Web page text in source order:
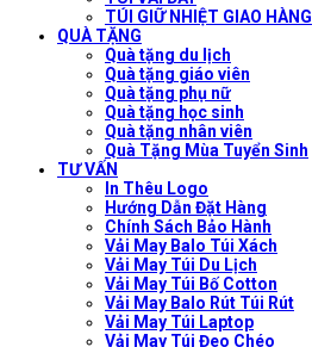
TÚI GIỮ NHIỆT GIAO HÀNG
QUÀ TẶNG
Quà tặng du lịch
Quà tặng giáo viên
Quà tặng phụ nữ
Quà tặng học sinh
Quà tặng nhân viên
Quà Tặng Mùa Tuyển Sinh
TƯ VẤN
In Thêu Logo
Hướng Dẫn Đặt Hàng
Chính Sách Bảo Hành
Vải May Balo Túi Xách
Vải May Túi Du Lịch
Vải May Túi Bố Cotton
Vải May Balo Rút Túi Rút
Vải May Túi Laptop
Vải May Túi Đeo Chéo